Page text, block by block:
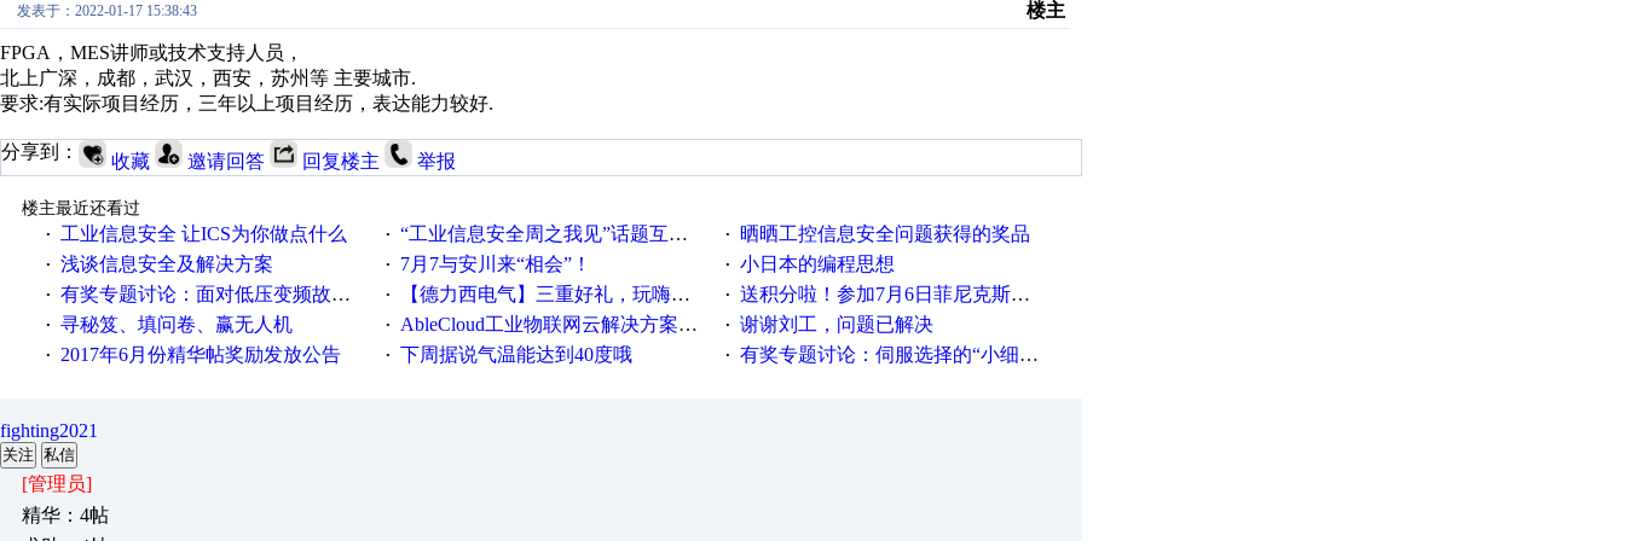
发表于：2022-01-17 15:38:43 楼主
FPGA，MES讲师或技术支持人员，
北上广深，成都，武汉，西安，苏州等 主要城市.
要求:有实际项目经历，三年以上项目经历，表达能力较好.
分享到： 收藏 邀请回答 回复楼主 举报
楼主最近还看过
·
工业信息安全 让ICS为你做点什么 · “工业信息安全周之我见”话题互动获奖名单发布公告 · 晒晒工控信息安全问题获得的奖品
· 浅谈信息安全及解决方案 · 7月7与安川来“相会”！ · 小日本的编程思想
· 有奖专题讨论：面对低压变频故障，老手是这样解决的！ · 【德力西电气】三重好礼，玩嗨夏日！ · 送积分啦！参加7月6日菲尼克斯在线研讨会即得
· 寻秘笈、填问卷、赢无人机 · AbleCloud工业物联网云解决方案实践及应用 · 谢谢刘工，问题已解决
· 2017年6月份精华帖奖励发放公告 · 下周据说气温能达到40度哦 · 有奖专题讨论：伺服选择的“小细节大学问”奖励公告
fighting2021
关注 私信
[管理员]
精华：4帖